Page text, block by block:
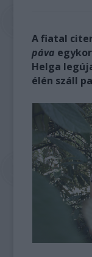
A fiatal
páva
Helga
élén száll